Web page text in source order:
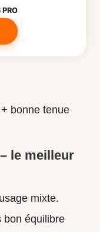
bonne tenue
le meilleur
mixte.
bon équilibre